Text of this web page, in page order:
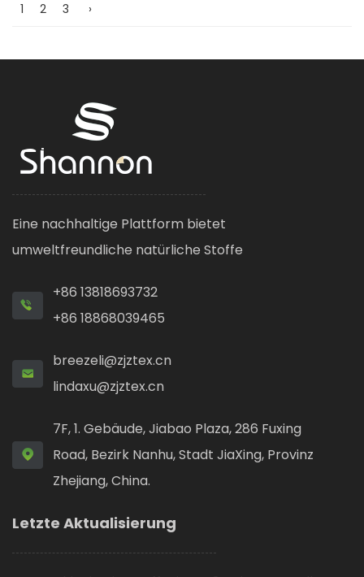
1 2 3 ›
Eine nachhaltige Plattform bietet
umweltfreundliche natürliche Stoffe
+86 13818693732
+86 18868039465
breezeli@zjztex.cn
lindaxu@zjztex.cn
7F, 1. Gebäude, Jiabao Plaza, 286 Fuxing
Road, Bezirk Nanhu, Stadt JiaXing, Provinz
Zhejiang, China.
Letzte Aktualisierung